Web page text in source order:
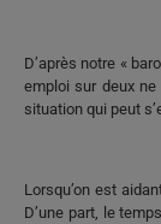
D’après notre «
emploi sur deux ne
situation qui peut
Lorsqu’on est
D’une part, le